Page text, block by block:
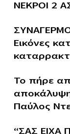
ΝΕΚΡΟΙ 2
Εικόνες
Το πήρε
Παύλος
“ΣΑΣ ΕΙΧΑ